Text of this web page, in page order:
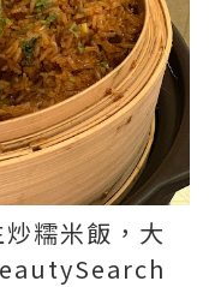
糯米飯，大